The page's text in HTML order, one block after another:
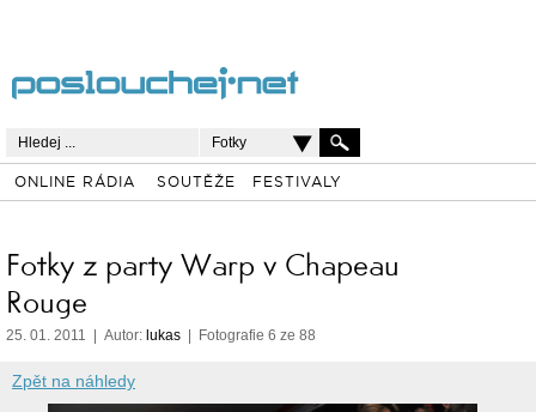
Fotky
ONLINE RÁDIA SOUTĚŽE FESTIVALY
Fotky z party Warp v Chapeau
Rouge
25. 01. 2011 | Autor: lukas | Fotografie 6 ze 88
Zpět na náhledy